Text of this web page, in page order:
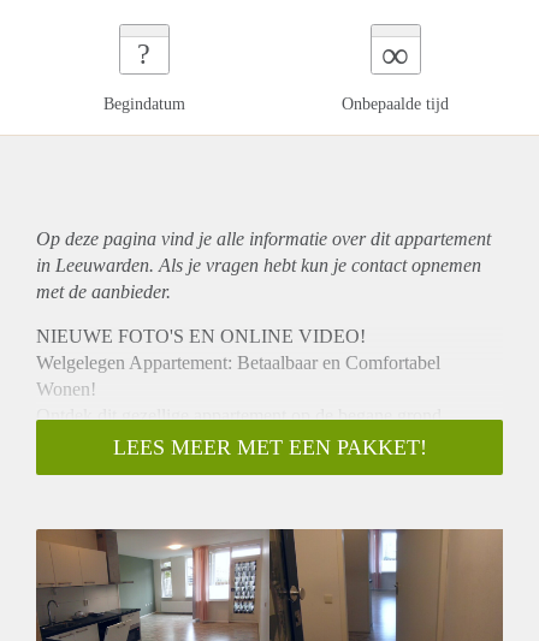
?
Begindatum
∞
Onbepaalde tijd
Op deze pagina vind je alle informatie over ditappartement
in Leeuwarden. Als je vragen hebt kun je contact opnemen
met de aanbieder.
NIEUWE FOTO'S EN ONLINE VIDEO!
Welgelegen Appartement: Betaalbaar en Comfortabel
Wonen!
Ontdek dit gezellige appartement op de begane grond,
gelegen in de populaire wijk Welgelegen van Leeuwarden.
Ideaal voor starters, jongeren en stelletjes die op zoek zijn
parkeerplek te huren, biedt dit appartement alles wat je nodig
Perfecte Ligging
Gelegen tussen de Willem Loréstraat en het Zuidvliet, aan de
LEES MEER MET EEN PAKKET!